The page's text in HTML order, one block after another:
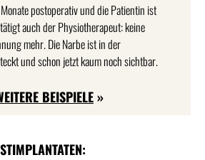
postoperativ und die Patientin ist
auch der Physiotherapeut: keine
mehr. Die Narbe ist in der
und schon jetzt kaum noch sichtbar.
BEISPIELE»